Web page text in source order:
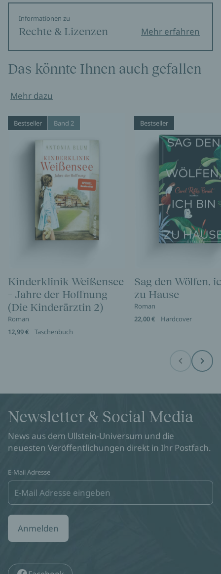
Informationen zu
Rechte & Lizenzen Mehr erfahren
Das könnte Ihnen auch gefallen
Mehr dazu
Bestseller Band 2
Kinderklinik Weißensee
– Jahre der Hoffnung
(Die Kinderärztin 2)
Roman
12,99 €
Taschenbuch
Bestseller
Sag den Wölfen,
zu Hause
Roman
22,00 €
Hardcover
Before Next
Newsletter & Social Media
News aus dem Ullstein-Universum und die
neuesten Veröffentlichungen direkt in Ihr Postfach.
E-Mail Adresse
Anmelden